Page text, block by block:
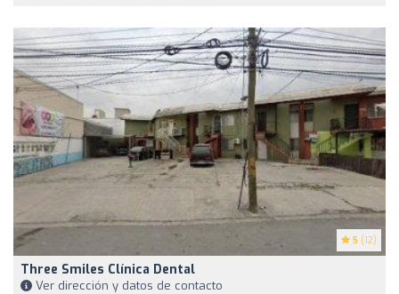
5 (12)
Three Smiles Clínica Dental
Ver dirección y datos de contacto